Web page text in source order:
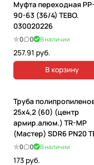
Муфта переходная
90-63 (36/4) TEBO.
030020226
0 0 В наличии
257.91 руб.
В корзину
Труба
25х4,2 (60) (центр
армир.алюм.) TR-MP
(Мастер) SDR6 PN20 TEBO.
030010703
0 0 В наличии
173 руб.